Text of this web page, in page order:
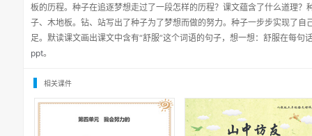
板的历程。种子在追逐梦想走过了一段怎样的历程？课文蕴含了什么道理
子、木地板。钻、站写出了种子为了梦想而做的努力。种子一步步实现了自
足。默读课文画出课文中含有“舒服”这个词语的句子，想一想：舒服在每句
ppt。
相关课件